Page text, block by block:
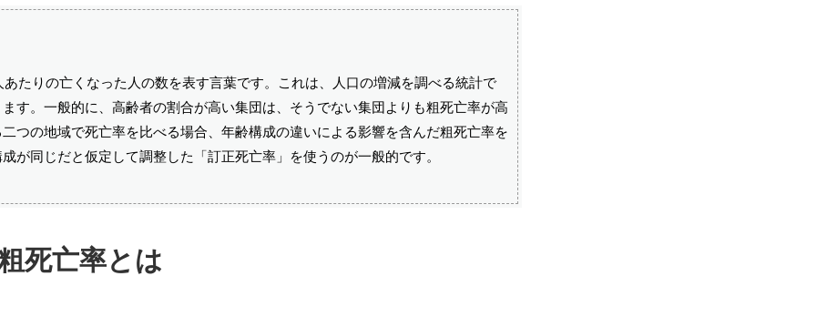
たりの亡くなった人の数を表す言葉です。これは、人口の増減を調べる統計で
す。一般的に、高齢者の割合が高い集団は、そうでない集団よりも粗死亡率が高
つの地域で死亡率を比べる場合、年齢構成の違いによる影響を含んだ粗死亡率を
が同じだと仮定して調整した「訂正死亡率」を使うのが一般的です。
死亡率とは